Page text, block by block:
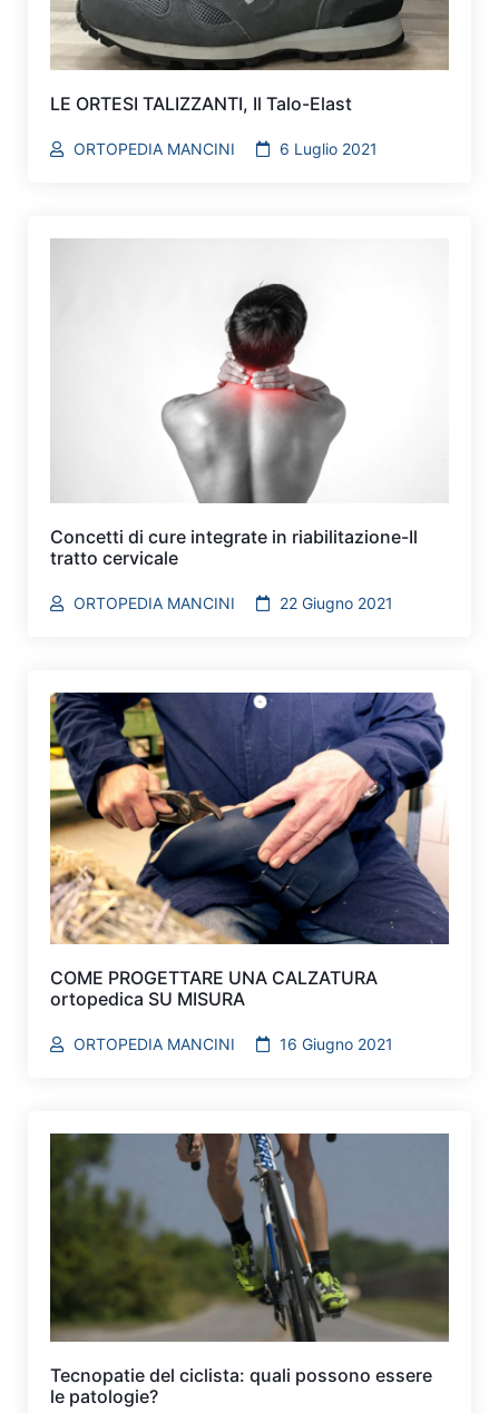
LE ORTESI TALIZZANTI, Il Talo-Elast
ORTOPEDIA MANCINI 6 Luglio 2021
Concetti di cure integrate in riabilitazione-Il
tratto cervicale
ORTOPEDIA MANCINI 22 Giugno 2021
COME PROGETTARE UNA CALZATURA
ortopedica SU MISURA
ORTOPEDIA MANCINI 16 Giugno 2021
Tecnopatie del ciclista: quali possono essere
le patologie?